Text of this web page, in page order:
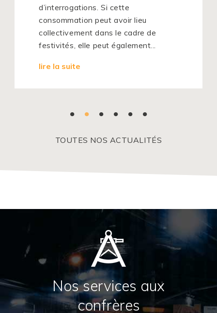
d’interrogations. Si cette
consommation peut avoir lieu
collectivement dans le cadre de
festivités, elle peut également...
lire la suite
TOUTES NOS ACTUALITÉS
Nos services aux
confrères